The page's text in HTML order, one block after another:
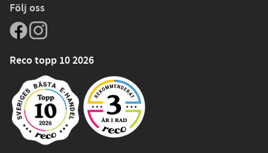
Följ oss
Reco topp 10 2026